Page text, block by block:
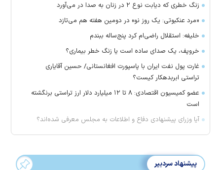
زنگ خطری که دیابت نوع ۲ در زنان به صدا در می‌آورد
«مرد عنکبوتی: یک روز نو» در دومین هفته هم می‌تازد
خلیفه: استقلال راضی‌ام کرد پنج‌ساله ببندم
خروپف، یک صدای ساده است یا زنگ خطر بیماری؟
غارت پول نفت ایران با پاسپورت افغانستانی/ حسین آقایاری
تراستی ابربدهکار کیست؟
عضو کمیسیون اقتصادی: ۸ تا ۱۲ میلیارد دلار ارز تراستی برنگشته
است
آیا وزرای پیشنهادی دفاع و اطلاعات به مجلس معرفی شده‌اند؟
پیشنهاد سردبیر